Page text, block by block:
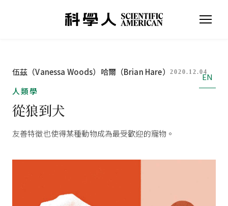
伍茲（Vanessa Woods） 哈爾（Brian Hare） 2020.12.04EN
人類學
從狼到犬
友善特徵也使得某種動物成為最受歡迎的寵物。